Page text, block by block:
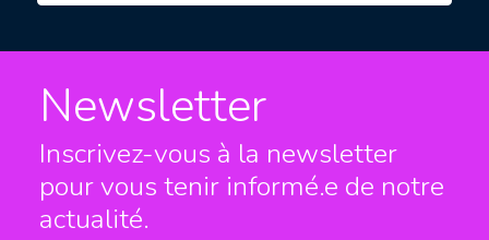
Newsletter
Inscrivez-vous à la newsletter
pour vous tenir informé.e de notre
actualité.